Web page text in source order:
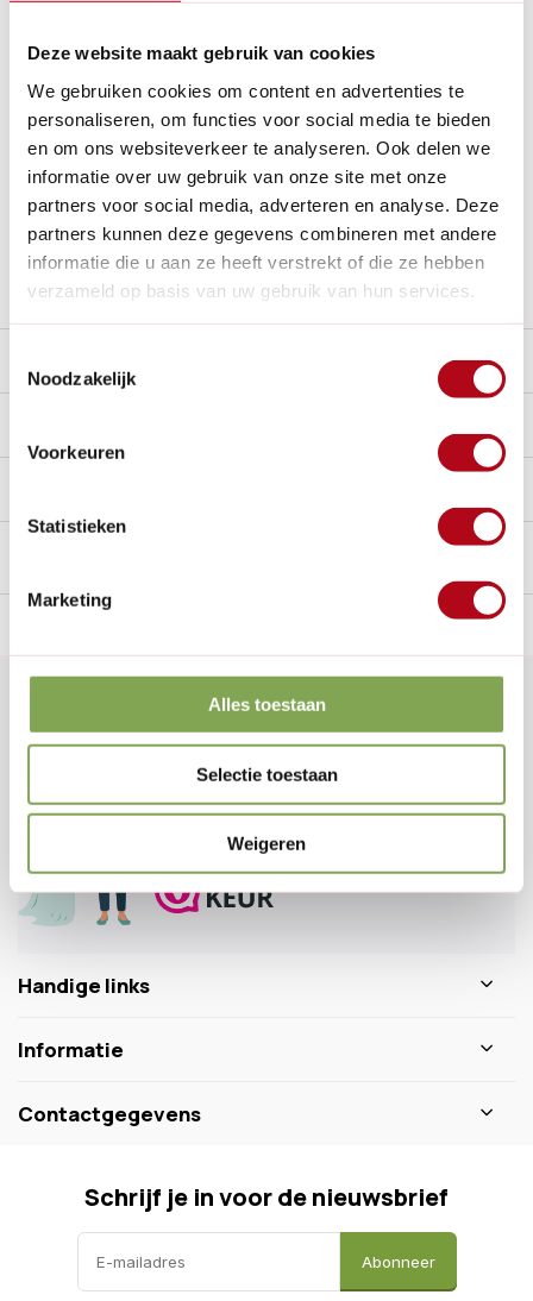
Deze website maakt gebruik van cookies
We gebruiken cookies om content en advertenties te
personaliseren, om functies voor social media te bieden
en om ons websiteverkeer te analyseren. Ook delen we
informatie over uw gebruik van onze site met onze
partners voor social media, adverteren en analyse. Deze
partners kunnen deze gegevens combineren met andere
informatie die u aan ze heeft verstrekt of die ze hebben
verzameld op basis van uw gebruik van hun services.
Noodzakelijk
Voorkeuren
Statistieken
Marketing
Alles toestaan
Selectie toestaan
Weigeren
Lees meer
Betaal achteraf met Riverty.
Gratis verzendenvanaf € 60 in België en Nederland.*
14dagen bedenktijd
Al28 jaarde tuinspecialist voor tuinliefhebbers
Nieuw:Haal je bestelling in Wilnis bij ons op!
Stel een vraag over dit product
de tuinspecialist
Klantenservice
Veelgestelde vragen
0346 218 111
info@dewiltfang.nl
+31 640511932
Handige links
Informatie
Contactgegevens
Schrijf je in voor de nieuwsbrief
Abonneer